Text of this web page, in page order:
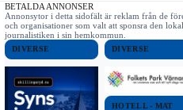
BETALDA ANNONSER
Annonsytor i detta sidofält är reklam från de
och organisationer som valt att sponsra den
journalistiken i sin hemkommun.
DIVERSE DIVERSE
HOTELL - MAT